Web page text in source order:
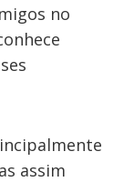
no
assim